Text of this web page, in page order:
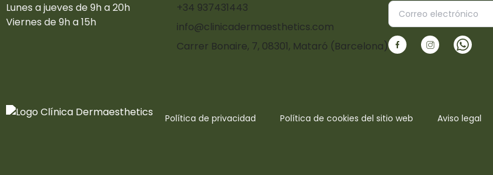
Lunes a jueves de 9h a 20h
Viernes de 9h a 15h
+34 937431443
info@clinicadermaesthetics.com
Carrer Bonaire, 7, 08301, Mataró (Barcelona)
Política de privacidad Política de cookies del sitio web Aviso legal